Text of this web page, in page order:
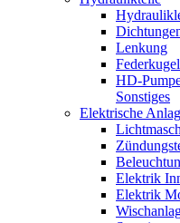
Lenkung
HD-
Sonstiges
Elektrische
Elektrik
Elektrik